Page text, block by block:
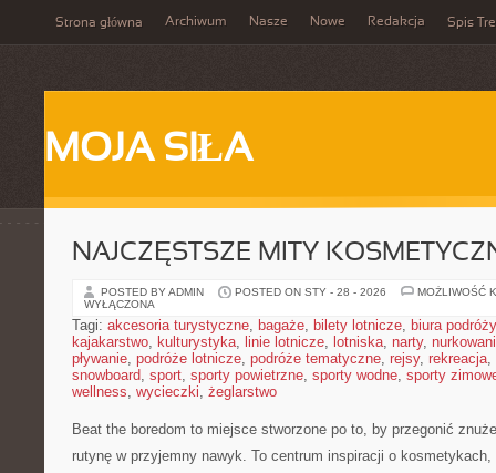
Strona główna Archiwum Nasze Nowe Redakcja Spis
MOJA SIŁA
NAJCZĘSTSZE MITY
POSTED BY ADMIN POSTED ON STY - 28 - 2026
MOŻLIWOŚĆ
WYŁĄCZONA
Tagi: akcesoria turystyczne, bagaże, bilety lotnicze, biura podróży
kajakarstwo, kulturystyka, linie lotnicze, lotniska, narty,
pływanie, podróże lotnicze, podróże tematyczne, rejsy, rekreacja,
snowboard, sport, sporty powietrzne, sporty wodne, sporty
wellness, wycieczki, żeglarstwo
Beat the boredom to miejsce stworzone po to, by przegonić
rutynę w przyjemny nawyk. To centrum inspiracji o